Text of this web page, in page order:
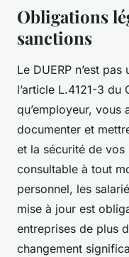
Obligations
sanctions
Le DUERP n’est
l’article L.4121-3
qu’employeur, vous
documenter et
et la sécurité de
consultable à tout
personnel, les
mise à jour est
entreprises de plus
changement